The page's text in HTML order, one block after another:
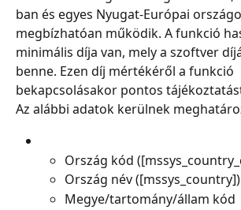
ban és egyes Nyugat-Európai
megbízhatóan működik. A funkció
minimális díja van, mely a szoftver
benne. Ezen díj mértékéről a funkció
bekapcsolásakor pontos
Az alábbi adatok kerülnek
Ország kód
Ország név ([mssys_country])
Megye/tartomány/állam kód